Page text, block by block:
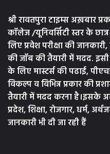
श्री रावतपुरा टाइम्स अख़बार
कॉलेज /यूनिवर्सिटी स्तर के
लिए प्रवेश परीक्षा की
की जॉब की तैयारी में मदद.
के लिए मास्टर्स की पढाई,
विकल्प व विभिन्न प्रकार की
तैयारी में मदद करना है।इसके
प्रदेश, शिक्षा, रोजगार, धर्म,
जानकारी भी दी जा रही हैं